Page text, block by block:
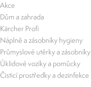
Akce
Dům a zahrada
Kärcher Profi
Náplně a zásobníky hygieny
Průmyslové utěrky a zásobníky
Úklidové vozíky a pomůcky
Čisticí prostředky a dezinfekce